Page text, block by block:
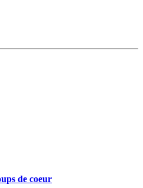
de coeur